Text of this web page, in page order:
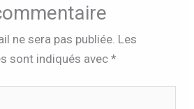
ne sera pas publiée. Les
sont indiqués avec*